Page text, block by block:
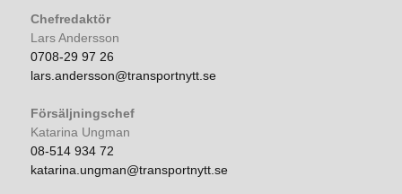
Chefredaktör
Lars Andersson
0708-29 97 26
lars.andersson@transportnytt.se
Försäljningschef
Katarina Ungman
08-514 934 72
katarina.ungman@transportnytt.se